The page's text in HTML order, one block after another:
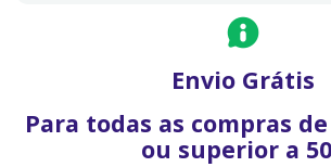
Envio Grátis
Para todas as compras
ou superior a